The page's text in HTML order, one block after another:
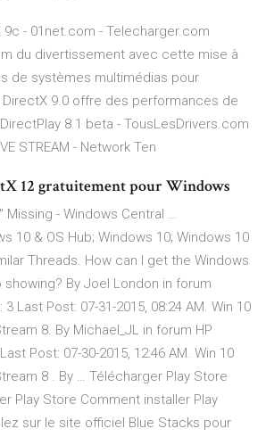
- 01net.com - Telecharger.com
du divertissement avec cette mise à
de systèmes multimédias pour
9.0 offre des performances de
8.1 beta - TousLesDrivers.com
STREAM - Network Ten
12 gratuitement pour Windows
Missing - Windows Central …
10 & OS Hub; Windows 10; Windows 10
Threads. How can I get the Windows
By Joel London in forum
Last Post: 07-31-2015, 08:24 AM. Win 10
8. By Michael_JL in forum HP
Post: 07-30-2015, 12:46 AM. Win 10
8 . By … Télécharger Play Store
Play Store Comment installer Play
sur le site officiel Blue Stacks pour